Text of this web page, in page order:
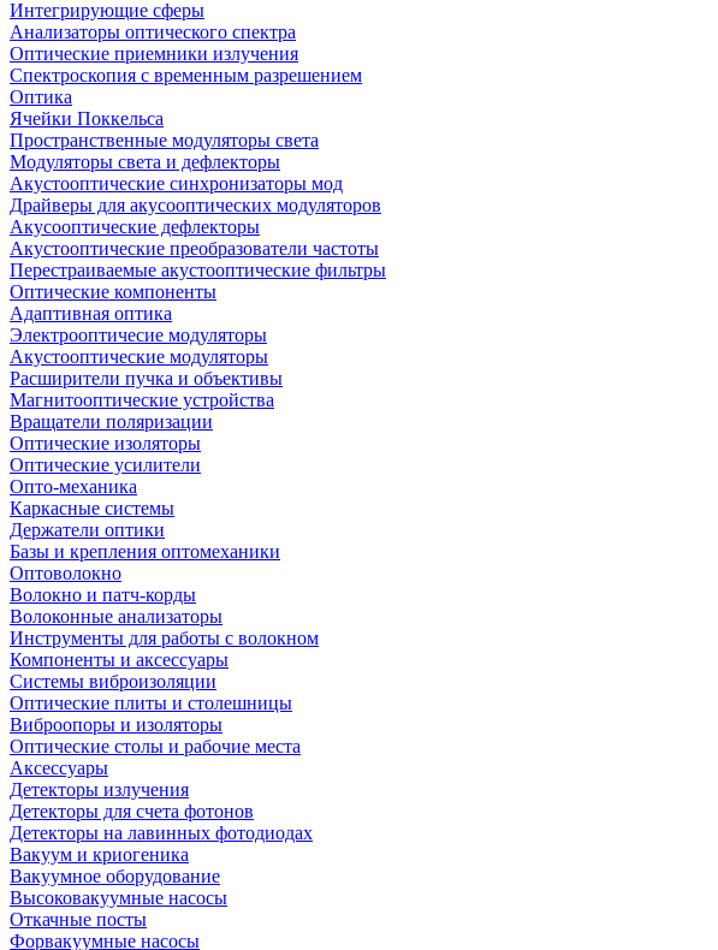
Интегрирующие сферы
Анализаторы оптического спектра
Оптические приемники излучения
Спектроскопия с временным разрешением
Оптика
Ячейки Поккельса
Пространственные модуляторы света
Модуляторы света и дефлекторы
Акустооптические синхронизаторы мод
Драйверы для акусооптических модуляторов
Акусооптические дефлекторы
Акустооптические преобразователи частоты
Перестраиваемые акустооптические фильтры
Оптические компоненты
Адаптивная оптика
Электрооптичесие модуляторы
Акустооптические модуляторы
Расширители пучка и объективы
Магнитооптические устройства
Вращатели поляризации
Оптические изоляторы
Оптические усилители
Опто-механика
Каркасные системы
Держатели оптики
Базы и крепления оптомеханики
Оптоволокно
Волокно и патч-корды
Волоконные анализаторы
Инструменты для работы с волокном
Компоненты и аксессуары
Системы виброизоляции
Оптические плиты и столешницы
Виброопоры и изоляторы
Оптические столы и рабочие места
Аксессуары
Детекторы излучения
Детекторы для счета фотонов
Детекторы на лавинных фотодиодах
Вакуум и криогеника
Вакуумное оборудование
Высоковакуумные насосы
Откачные посты
Форвакуумные насосы